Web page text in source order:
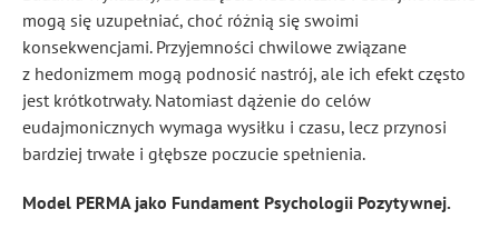
mogą się uzupełniać, choć różnią się swoimi
konsekwencjami. Przyjemności chwilowe związane
z hedonizmem mogą podnosić nastrój, ale ich efekt często
jest krótkotrwały. Natomiast dążenie do celów
eudajmonicznych wymaga wysiłku i czasu, lecz przynosi
bardziej trwałe i głębsze poczucie spełnienia.
Model PERMA jako Fundament Psychologii Pozytywnej.